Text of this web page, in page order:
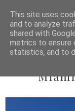
This site uses
and to analyze
shared with
metrics to ensure
statistics, and to